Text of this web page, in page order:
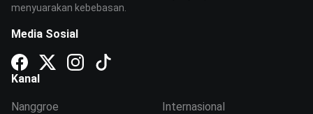
menyuarakan kebebasan.
Media Sosial
Kanal
Nanggroe
Internasional